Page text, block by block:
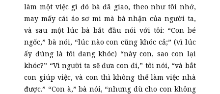
làm một việc gì đó bà đã giao, theo như tôi nhớ,
may mấy cái áo sơ mi mà bà nhận của người ta,
và sau một lúc bà bắt đầu nói với tôi: “Con bé
ngốc,” bà nói, “lúc nào con cũng khóc cả;” (vì lúc
ấy đúng là tôi đang khóc) “này con, sao con lại
khóc?” “Vì người ta sẽ đưa con đi,” tôi nói, “và bắt
con giúp việc, và con thì không thể làm việc nhà
được.” “Con à,” bà nói, “nhưng dù cho con không